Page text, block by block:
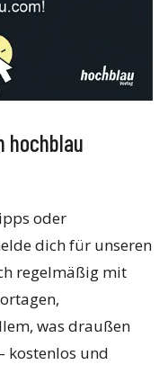
hochblau
oder
dich für unseren
regelmäßig mit
was draußen
kostenlos und